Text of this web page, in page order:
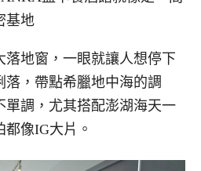
基地
落地窗，一眼就讓人想停下
落，帶點希臘地中海的調
單調，尤其搭配澎湖海天一
像IG大片。